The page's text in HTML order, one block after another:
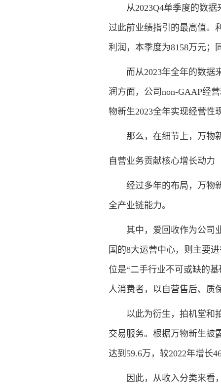
从2023Q4单季度的数据
过此前业绩指引的最高值。
利润，本季度为8158万元；
而从2023年全年的数据来
润方面，公司non-GAAP经
物新生2023全年实现经营性
那么，在细节上，万物
自营业务贡献核心增长动力
经过多年的布局，万物新
全产业链能力。
其中，爱回收作为公司业
国的8大运营中心，则主要
位是“二手行业不可或缺的
人消费者，以自营售后、质
以此为衍生，拍机堂和拍
交易服务。根据万物新生披
达到59.6万，较2022年增长
因此，从收入分类来看，